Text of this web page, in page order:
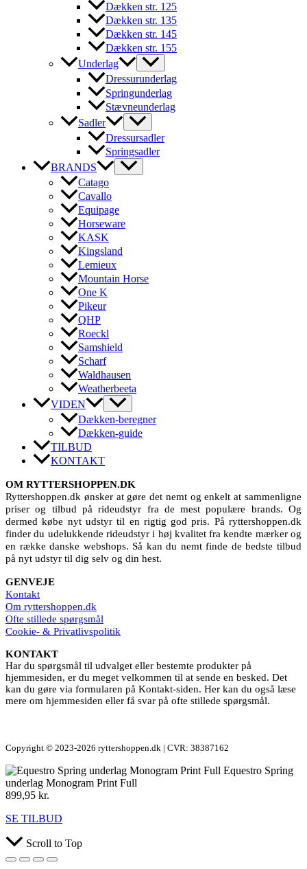
Dækken str. 125
Dækken str. 135
Dækken str. 145
Dækken str. 155
Underlag
Dressurunderlag
Springunderlag
Stævneunderlag
Sadler
Dressursadler
Springsadler
BRANDS
Catago
Cavallo
Equipage
Horseware
KASK
Kingsland
Lemieux
Mountain Horse
One K
Pikeur
QHP
Roeckl
Samshield
Scharf
Waldhausen
Weatherbeeta
VIDEN
Dækken-beregner
Dækken-guide
TILBUD
KONTAKT
OM RYTTERSHOPPEN.DK
Ryttershoppen.dk ønsker at gøre det nemt og enkelt at sammenligne
priser og tilbud på rideudstyr fra de mest populære brands. Og
dermed købe nyt udstyr til en rigtig god pris. På ryttershoppen.dk
finder du udelukkende rideudstyr i høj kvalitet fra kendte mærker og
en række danske webshops. Så kan du nemt finde de bedste tilbud
på nyt udstyr til dig selv og din hest.
GENVEJE
Kontakt
Om ryttershoppen.dk
Ofte stillede spørgsmål
Cookie- & Privatlivspolitik
KONTAKT
Har du spørgsmål til udvalget eller bestemte produkter på
hjemmesiden, er du meget velkommen til at sende en besked. Det
kan du gøre via formularen på Kontakt-siden. Her kan du også læse
mere om hjemmesiden eller få svar på ofte stillede spørgsmål.
Copyright © 2023-2026 ryttershoppen.dk | CVR: 38387162
Equestro Spring
underlag Monogram Print Full
899,95 kr.
SE TILBUD
Scroll to Top